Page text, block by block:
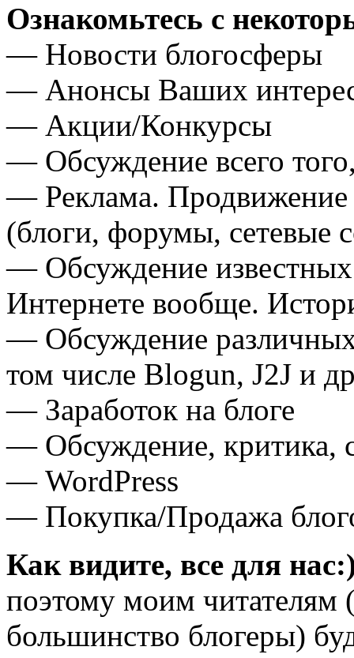
Ознакомьтесь с
— Новости блогосферы
— Анонсы Ваших
— Акции/Конкурсы
— Обсуждение всего
— Реклама. Продвижение
(блоги, форумы, сетевые
— Обсуждение
Интернете вообще.
— Обсуждение
том числе Blogun, J2J и
— Заработок на блоге
— Обсуждение, критика,
— WordPress
— Покупка/Продажа
Как видите, все для
поэтому моим читателям
большинство блогеры)